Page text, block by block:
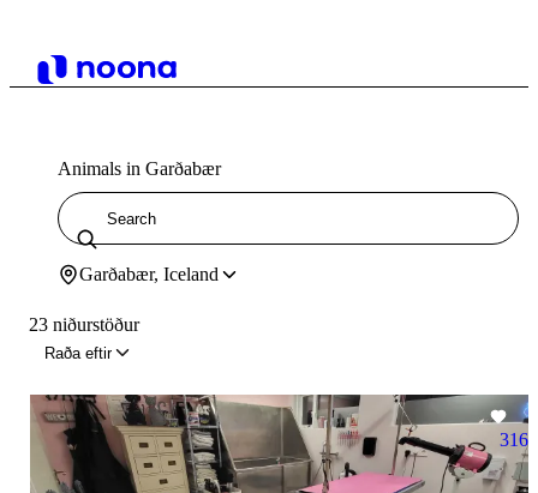
Animals in Garðabær
Garðabær, Iceland
23 niðurstöður
Raða eftir
316